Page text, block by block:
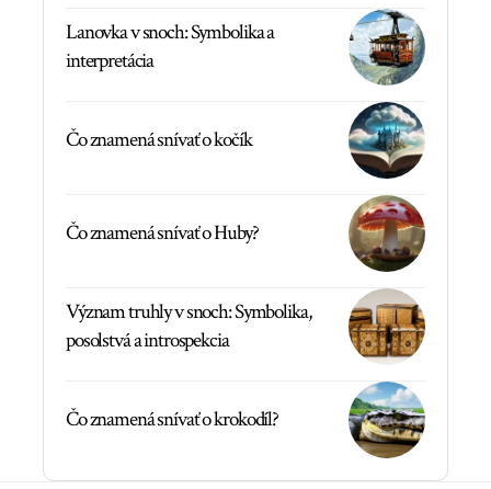
Lanovka v snoch: Symbolika a
interpretácia
Čo znamená snívať o kočík
Čo znamená snívať o Huby?
Význam truhly v snoch: Symbolika,
posolstvá a introspekcia
Čo znamená snívať o krokodíl?